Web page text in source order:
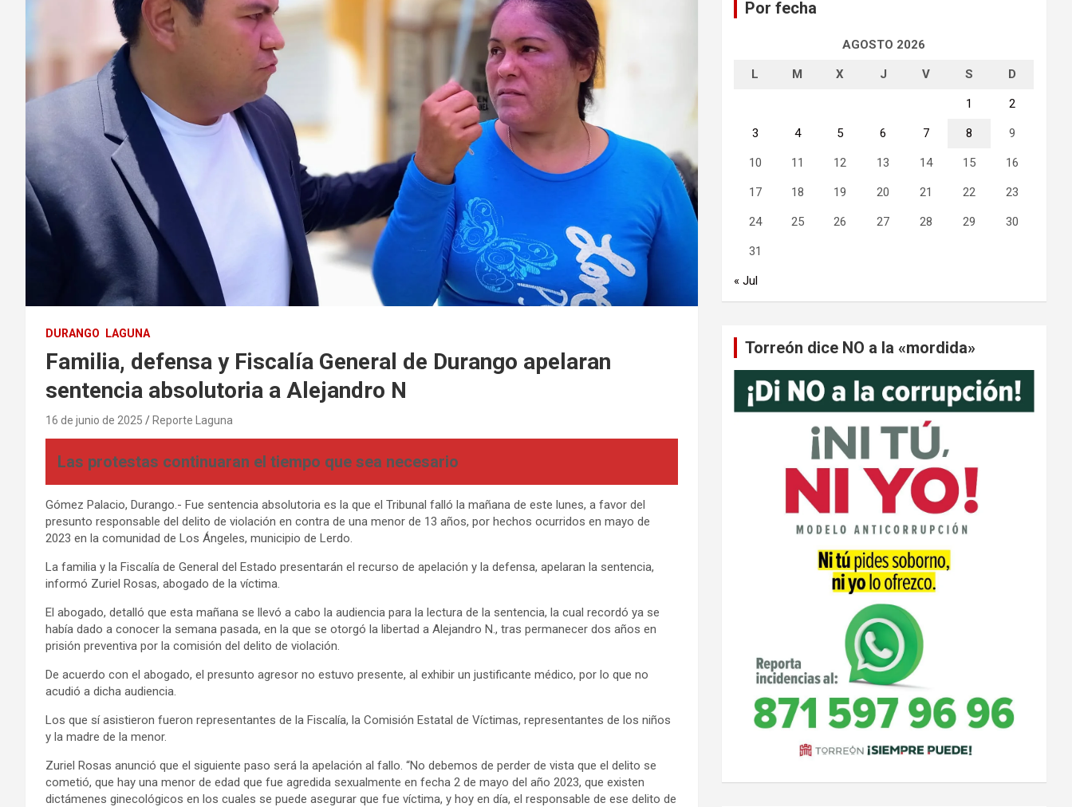
DURANGO LAGUNA
Familia, defensa y Fiscalía General de Durango apelaran
sentencia absolutoria a Alejandro N
16 de junio de 2025 Reporte Laguna
Las protestas continuaran el tiempo que sea necesario
Gómez Palacio, Durango.- Fue sentencia absolutoria es la que el Tribunal falló la mañana de este lunes, a favor del
presunto responsable del delito de violación en contra de una menor de 13 años, por hechos ocurridos en mayo de
2023 en la comunidad de Los Ángeles, municipio de Lerdo.
La familia y la Fiscalía de General del Estado presentarán el recurso de apelación y la defensa, apelaran la sentencia,
informó Zuriel Rosas, abogado de la víctima.
El abogado, detalló que esta mañana se llevó a cabo la audiencia para la lectura de la sentencia, la cual recordó ya se
había dado a conocer la semana pasada, en la que se otorgó la libertad a Alejandro N., tras permanecer dos años en
prisión preventiva por la comisión del delito de violación.
De acuerdo con el abogado, el presunto agresor no estuvo presente, al exhibir un justificante médico, por lo que no
acudió a dicha audiencia.
Los que sí asistieron fueron representantes de la Fiscalía, la Comisión Estatal de Víctimas, representantes de los niños
y la madre de la menor.
Zuriel Rosas anunció que el siguiente paso será la apelación al fallo. “No debemos de perder de vista que el delito se
cometió, que hay una menor de edad que fue agredida sexualmente en fecha 2 de mayo del año 2023, que existen
dictámenes ginecológicos en los cuales se puede asegurar que fue víctima, y hoy en día, el responsable de ese delito de
Por fecha
AGOSTO 2026
L M X J V S D
1 2
3 4 5 6 7 8 9
10 11 12 13 14 15 16
17 18 19 20 21 22 23
24 25 26 27 28 29 30
31
« Jul
Torreón dice NO a la «mordida»